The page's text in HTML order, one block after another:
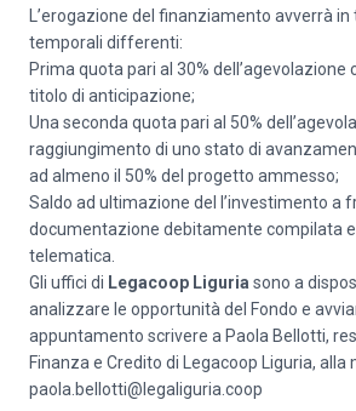
L’erogazione del finanziamento avverrà
temporali differenti:
Prima quota pari al 30% dell’agevolazione
titolo di anticipazione;
Una seconda quota pari al 50%
raggiungimento di uno stato di
ad almeno il 50% del progetto ammesso;
Saldo ad ultimazione del l’investimento a
documentazione debitamente compilata
telematica.
Gli uffici di Legacoop Liguria sono a
analizzare le opportunità del Fondo e
appuntamento scrivere a Paola Bellotti,
Finanza e Credito di Legacoop Liguria, alla
paola.bellotti@legaliguria.coop